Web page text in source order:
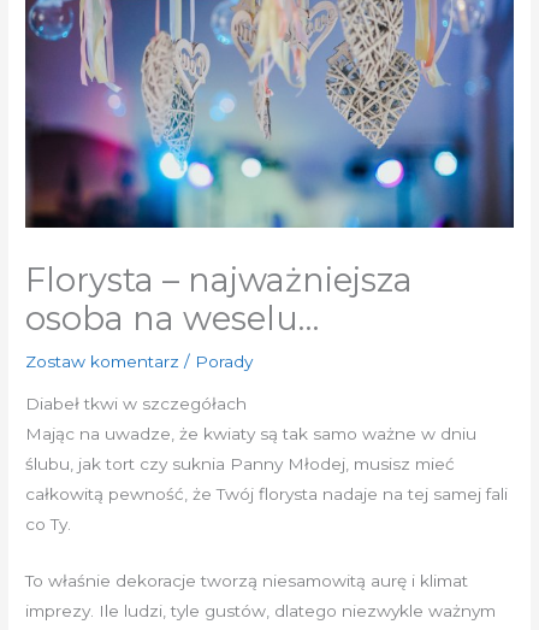
Florysta – najważniejsza
osoba na weselu…
Zostaw komentarz / Porady
Diabeł tkwi w szczegółach
Mając na uwadze, że kwiaty są tak samo ważne w dniu
ślubu, jak tort czy suknia Panny Młodej, musisz mieć
całkowitą pewność, że Twój florysta nadaje na tej samej fali
co Ty.
To właśnie dekoracje tworzą niesamowitą aurę i klimat
imprezy. Ile ludzi, tyle gustów, dlatego niezwykle ważnym